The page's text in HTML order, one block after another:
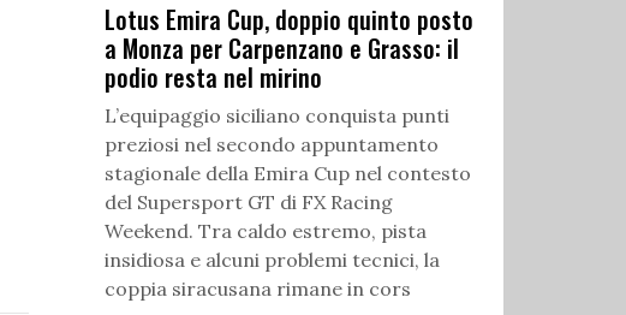
Lotus Emira Cup, doppio quinto posto
a Monza per Carpenzano e Grasso: il
podio resta nel mirino
L’equipaggio siciliano conquista punti
preziosi nel secondo appuntamento
stagionale della Emira Cup nel contesto
del Supersport GT di FX Racing
Weekend. Tra caldo estremo, pista
insidiosa e alcuni problemi tecnici, la
coppia siracusana rimane in cors